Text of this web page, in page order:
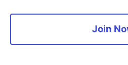
Join